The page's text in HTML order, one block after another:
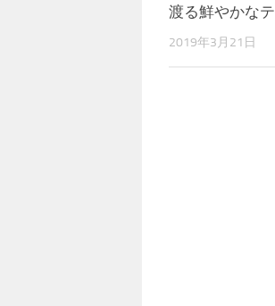
渡る鮮やかな
2019年3月21日